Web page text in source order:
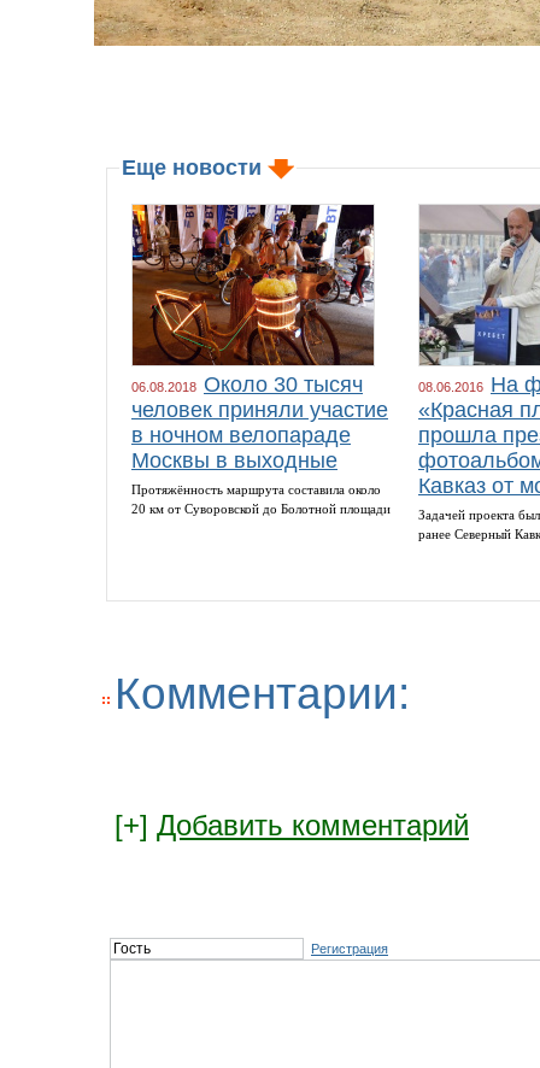
Еще новости
06.08.2018 Около 30 тысяч
человек приняли участие
в ночном велопараде
Москвы в выходные
Протяжённость маршрута составила около
20 км от Суворовской до Болотной площади
08.06.2016 На
«Красная
прошла
Кавказ от
Задачей проекта
ранее Северный
Комментарии:
[+] Добавить комментарий
Регистрация